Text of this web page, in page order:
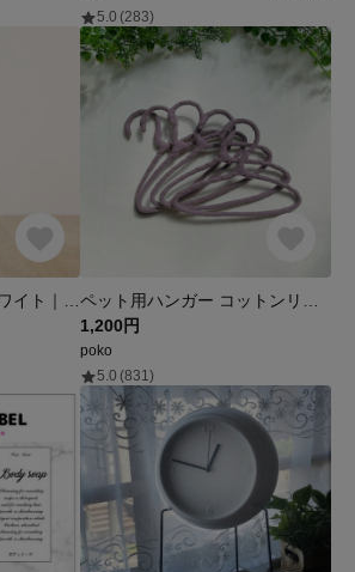
5.0 (283)
1,200円
poko
5.0 (831)